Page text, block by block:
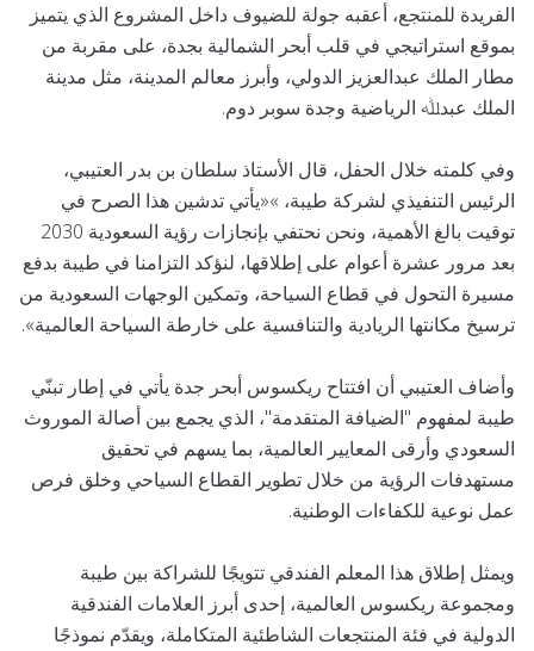
الفريدة للمنتجع، أعقبه جولة للضيوف داخل المشروع الذي يتميز
بموقع استراتيجي في قلب أبحر الشمالية بجدة، على مقربة من
مطار الملك عبدالعزيز الدولي، وأبرز معالم المدينة، مثل مدينة
الملك عبدﷲ الرياضية وجدة سوبر دوم.
وفي كلمته خلال الحفل، قال الأستاذ سلطان بن بدر العتيبي،
الرئيس التنفيذي لشركة طيبة، »«يأتي تدشين هذا الصرح في
توقيت بالغ الأهمية، ونحن نحتفي بإنجازات رؤية السعودية 2030
بعد مرور عشرة أعوام على إطلاقها، لنؤكد التزامنا في طيبة بدفع
مسيرة التحول في قطاع السياحة، وتمكين الوجهات السعودية من
ترسيخ مكانتها الريادية والتنافسية على خارطة السياحة العالمية».
وأضاف العتيبي أن افتتاح ريكسوس أبحر جدة يأتي في إطار تبنّي
طيبة لمفهوم "الضيافة المتقدمة"، الذي يجمع بين أصالة الموروث
السعودي وأرقى المعايير العالمية، بما يسهم في تحقيق
مستهدفات الرؤية من خلال تطوير القطاع السياحي وخلق فرص
عمل نوعية للكفاءات الوطنية.
ويمثل إطلاق هذا المعلم الفندقي تتويجًا للشراكة بين طيبة
ومجموعة ريكسوس العالمية، إحدى أبرز العلامات الفندقية
الدولية في فئة المنتجعات الشاطئية المتكاملة، ويقدّم نموذجًا